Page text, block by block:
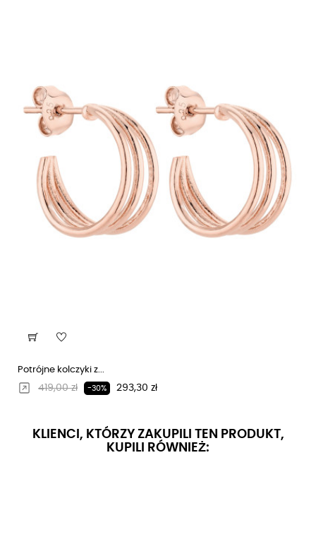
Potrójne kolczyki z...
Regularna cena
419,00 zł -30% Cena
293,30 zł
KLIENCI, KTÓRZY ZAKUPILI TEN PRODUKT,
KUPILI RÓWNIEŻ: